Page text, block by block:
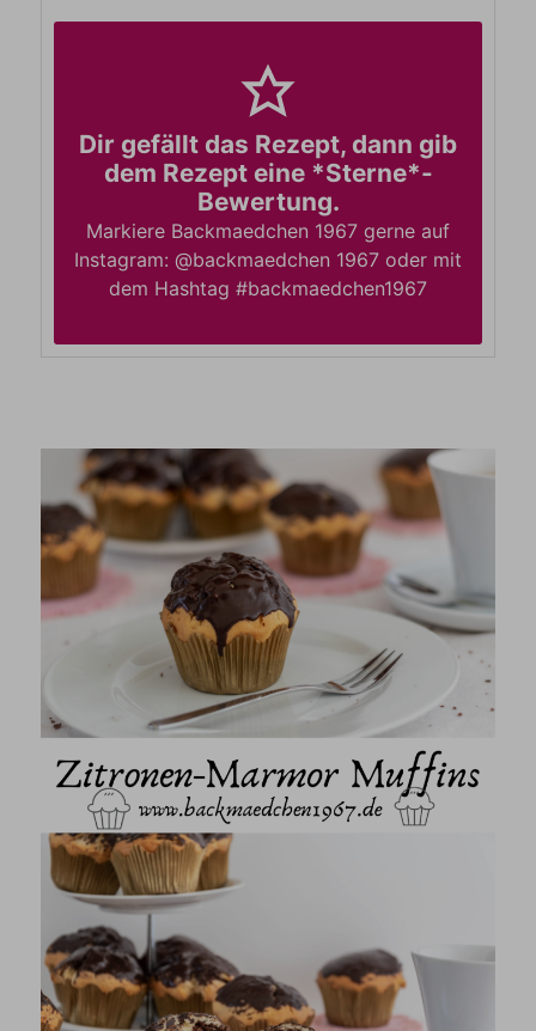
Dir gefällt das Rezept, dann gib
dem Rezept eine *Sterne*-
Bewertung.
Markiere Backmaedchen 1967 gerne auf
Instagram: @backmaedchen 1967 oder mit
dem Hashtag #backmaedchen1967